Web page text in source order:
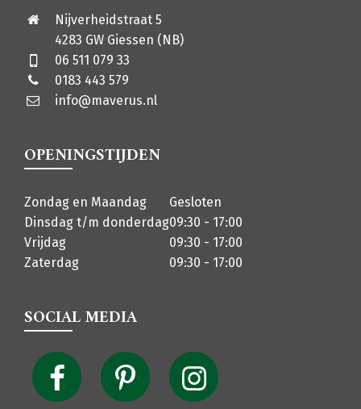
Nijverheidstraat 5
4283 GW Giessen (NB)
06 511 079 33
0183 443 579
info@maverus.nl
OPENINGSTIJDEN
Zondag en Maandag
Gesloten
Dinsdag t/m donderdag09:30 - 17:00
Vrijdag
09:30 - 17:00
Zaterdag
09:30 - 17:00
SOCIAL MEDIA